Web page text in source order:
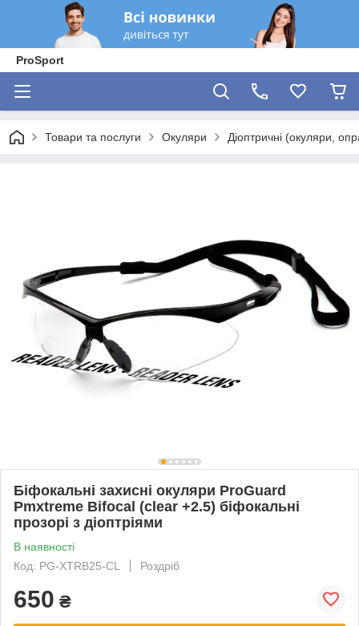
ProSport
Товари та послуги Окуляри Діоптричні (окуляри,
Біфокальні захисні окуляри ProGuard
Pmxtreme Bifocal (clear +2.5) біфокальні
прозорі з діоптріями
В наявності
Код: PG-XTRB25-CL
Роздріб
650 ₴